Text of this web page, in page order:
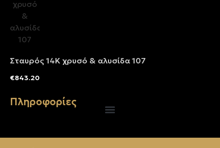
Σταυρός 14Κ χρυσό & αλυσίδα 107
€843.20
Πληροφορίες